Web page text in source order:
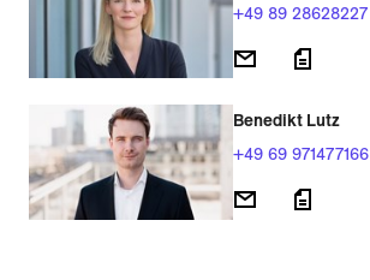
+49 89 28628227
Benedikt Lutz
+49 69 971477166